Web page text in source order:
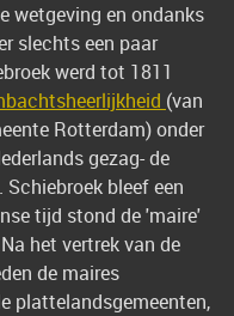
wetgeving en ondanks
slechts een paar
werd tot 1811
(van
Rotterdam) onder
gezag- de
bleef een
tijd stond de 'maire'
het vertrek van de
de maires
plattelandsgemeenten,